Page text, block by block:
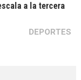
a la tercera
DEPORTES